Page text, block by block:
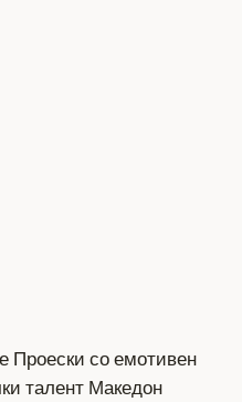
Проески со емотивен
талент Македон